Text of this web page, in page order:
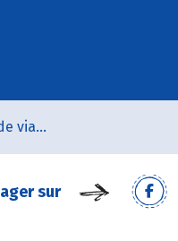
🥩 Nos colis de viande bio & locale arrivent chez Biocoop Quimper !
sur